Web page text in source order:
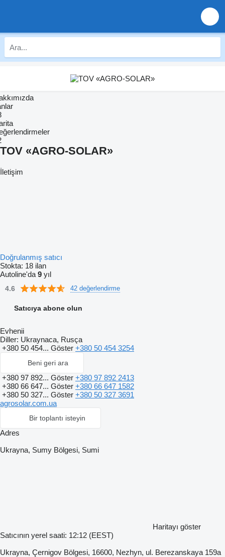
TOV «AGRO-SOLAR»
İletişim
Doğrulanmış satıcı
Stokta: 18 ilan
Autoline'da 9 yıl
4.6 42 değerlendirme
Satıcıya abone olun
Evhenii
Diller: Ukraynaca, Rusça
+380 50 454... Göster +380 50 454 3254
Beni geri ara
+380 97 892... Göster +380 97 892 2413
+380 66 647... Göster +380 66 647 1582
+380 50 327... Göster +380 50 327 3691
agrosolar.com.ua
Bir toplantı isteyin
Adres
Ukrayna, Sumy Bölgesi, Sumi
Haritayı göster
Satıcının yerel saati: 12:12 (EEST)
Ukrayna, Çernigov Bölgesi, 16600, Nezhyn, ul. Berezanskaya 159a